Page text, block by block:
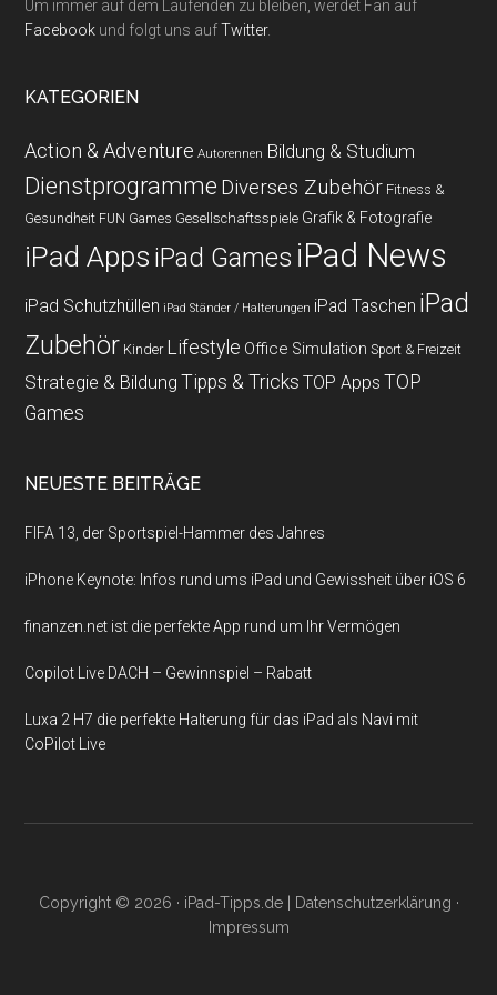
Um immer auf dem Laufenden zu bleiben, werdet Fan auf
Facebook und folgt uns aufTwitter.
KATEGORIEN
Action & Adventure Autorennen Bildung & Studium
Dienstprogramme Diverses Zubehör Fitness &
Gesundheit FUN Games Gesellschaftsspiele Grafik & Fotografie
iPad Apps iPad Games iPad News
iPad Schutzhüllen iPad Ständer / Halterungen iPad Taschen iPad
Zubehör Kinder Lifestyle Office Simulation Sport & Freizeit
Strategie & Bildung Tipps & Tricks TOP Apps TOP
Games
NEUESTE BEITRÄGE
FIFA 13, der Sportspiel-Hammer des Jahres
iPhone Keynote: Infos rund ums iPad und Gewissheit über iOS 6
finanzen.net ist die perfekte App rund um Ihr Vermögen
Copilot Live DACH – Gewinnspiel – Rabatt
Luxa 2 H7 die perfekte Halterung für das iPad als Navi mit
CoPilot Live
Copyright © 2026 · iPad-Tipps.de| Datenschutzerklärung ·
Impressum